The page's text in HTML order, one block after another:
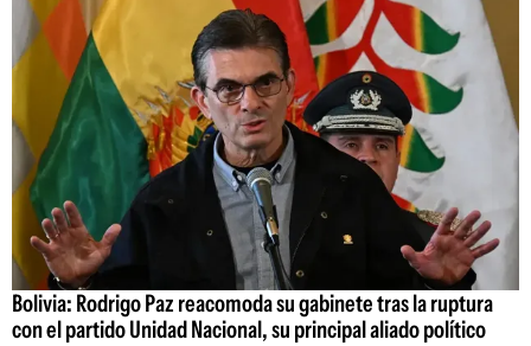
Bolivia: Rodrigo Paz reacomoda su gabinete tras la ruptura
con el partido Unidad Nacional, su principal aliado político